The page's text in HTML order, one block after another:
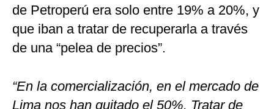
de Petroperú era solo entre 19% a 20%, y
que iban a tratar de recuperarla a través
de una “pelea de precios”.
“En la comercialización, en el mercado de
Lima nos han quitado el 50%. Tratar de